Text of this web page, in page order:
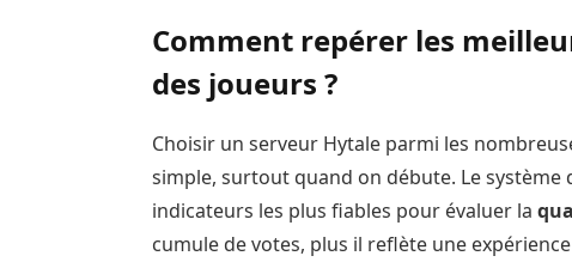
Comment repérer les
des joueurs ?
Choisir un serveur Hytale parmi les
simple, surtout quand on débute. Le
indicateurs les plus fiables pour évaluer la
cumule de votes, plus il reflète une